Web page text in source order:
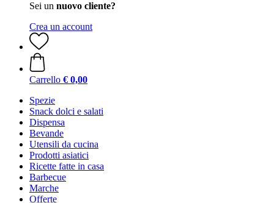
Sei un nuovo cliente?
Crea un account
Carrello € 0,00
Spezie
Snack dolci e salati
Dispensa
Bevande
Utensili da cucina
Prodotti asiatici
Ricette fatte in casa
Barbecue
Marche
Offerte